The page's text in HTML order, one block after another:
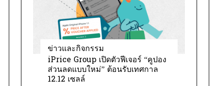
ข่าวและกิจกรรม
iPrice Group เปิดตัวฟีเจอร์ “คูปอง
ส่วนลดแบบใหม่” ต้อนรับเทศกาล
12.12 เซลล์